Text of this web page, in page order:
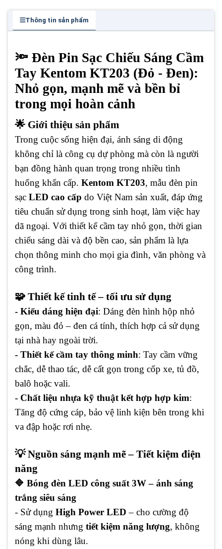
Thông tin sản phẩm
🔦 Đèn Pin Sạc Chiếu Sáng Cầm
Tay Kentom KT203 (Đỏ - Đen):
Nhỏ gọn, mạnh mẽ và bền bỉ
trong mọi hoàn cảnh
🌟 Giới thiệu sản phẩm
Trong cuộc sống hiện đại, ánh sáng di động
không chỉ là công cụ dự phòng mà còn là người
bạn đồng hành quan trọng trong nhiều tình
huống khẩn cấp. Kentom KT203, mẫu đèn pin
sạc LED cao cấp do Việt Nam sản xuất, đáp ứng
tiêu chuẩn sử dụng trong sinh hoạt, làm việc hay
dã ngoại. Với thiết kế cầm tay nhỏ gọn, thời gian
chiếu sáng dài và độ bền cao, sản phẩm là lựa
chọn thông minh cho mọi gia đình, văn phòng và
công trình.
🧩 Thiết kế tinh tế – tối ưu sử dụng
- Kiểu dáng hiện đại: Dáng đèn hình hộp nhỏ
gọn, màu đỏ – đen cá tính, thích hợp cả sử dụng
tại nhà hay ngoài trời.
- Thiết kế cầm tay thông minh: Tay cầm vững
chắc, dễ thao tác, dễ cất gọn trong cốp xe, tủ đồ,
balô hoặc vali.
- Chất liệu nhựa kỹ thuật kết hợp hợp kim:
Tăng độ cứng cáp, bảo vệ linh kiện bên trong khi
va đập hoặc rơi nhẹ.
💡 Nguồn sáng mạnh mẽ – Tiết kiệm điện
năng
🔷 Bóng đèn LED công suất 3W – ánh sáng
trắng siêu sáng
- Sử dụng High Power LED – cho cường độ
sáng mạnh nhưng tiết kiệm năng lượng, không
nóng khi dùng lâu.